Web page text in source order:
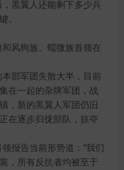
黒翼人还能剩下多少兵
。
风狗族、蠕微族首领在
部军团失散大半，目前
在一起的杂牌军团，战
，新的黒翼人军团仍旧
在逐步归拢部队，掠夺
告当前形势道：“我们
，所有反抗者均被至于